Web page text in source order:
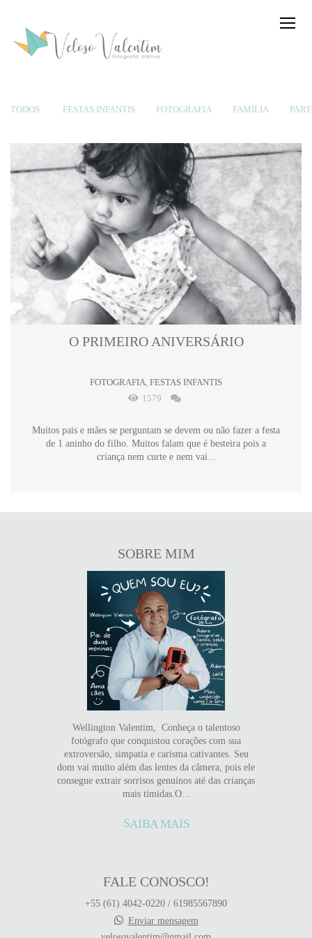
TODOS FESTAS INFANTIS FOTOGRAFIA FAMÍLIA
O PRIMEIRO ANIVERSÁRIO
FOTOGRAFIA, FESTAS INFANTIS
1579
Muitos pais e mães se perguntam se devem ou não fazer a festa
de 1 aninho do filho. Muitos falam que é besteira pois a
criança nem curte e nem vai...
SOBRE MIM
Wellington Valentim, Conheça o talentoso
fotógrafo que conquistou corações com sua
extroversão, simpatia e carisma cativantes. Seu
dom vai muito além das lentes da câmera, pois ele
consegue extrair sorrisos genuínos até das crianças
mais tímidas.O...
SAIBA MAIS
FALE CONOSCO!
+55 (61) 4042-0220 / 61985567890
Enviar mensagem